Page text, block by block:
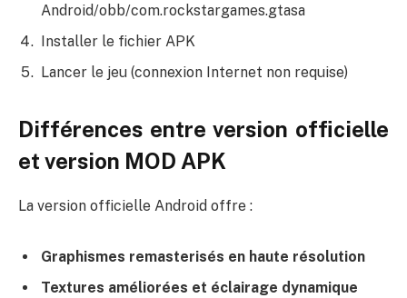
Android/obb/com.rockstargames.gtasa
Installer le fichier APK
Lancer le jeu (connexion Internet non requise)
Différences entre version officielle
et version MOD APK
La version officielle Android offre :
Graphismes remasterisés en haute résolution
Textures améliorées et éclairage dynamique